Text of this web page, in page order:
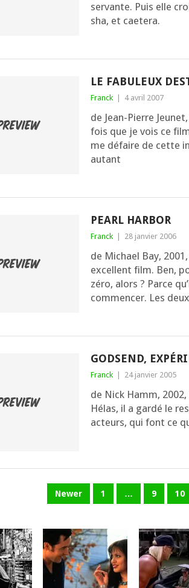
ser­vante. Puis elle
sha, et caetera.
LE FABULEUX
Franck 4 avril 2007
de Jean-Pierre
fois que je vois ce
me défaire de cette
autant
PEARL HARBOR
Franck 28 janvier 2006
de Michael Bay,
excellent film. Ben,
zéro, alors ? Parce
commencer. Les
GODSEND,
Franck 24 janvier 2005
de Nick Hamm,
Hélas, il a gar­dé le
acteurs, qui font ce
Newer 1 … 9 10